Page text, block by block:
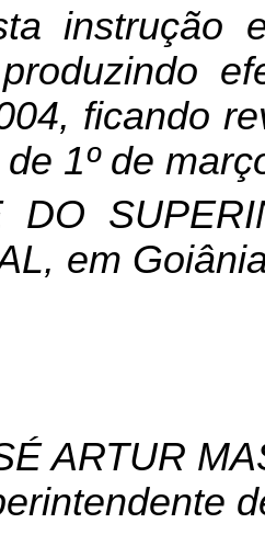
instrução
ficando
de 1º de
DO
em
ARTUR